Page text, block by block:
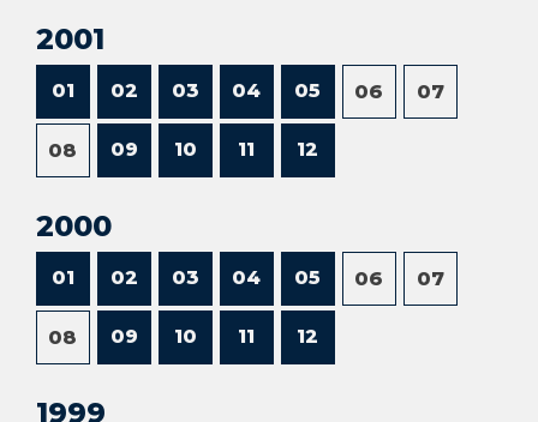
2001
01 02 03 04 05 06 07
08 09 10 11 12
2000
01 02 03 04 05 06 07
08 09 10 11 12
1999